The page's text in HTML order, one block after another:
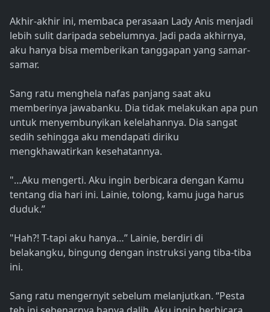
Akhir-akhir ini, membaca perasaan Lady Anis menjadi
lebih sulit daripada sebelumnya. Jadi pada akhirnya,
aku hanya bisa memberikan tanggapan yang samar-
samar.
Sang ratu menghela nafas panjang saat aku
memberinya jawabanku. Dia tidak melakukan apa pun
untuk menyembunyikan kelelahannya. Dia sangat
sedih sehingga aku mendapati diriku
mengkhawatirkan kesehatannya.
"…Aku mengerti. Aku ingin berbicara dengan Kamu
tentang dia hari ini. Lainie, tolong, kamu juga harus
duduk.”
"Hah?! T-tapi aku hanya…” Lainie, berdiri di
belakangku, bingung dengan instruksi yang tiba-tiba
ini.
Sang ratu mengernyit sebelum melanjutkan. “Pesta